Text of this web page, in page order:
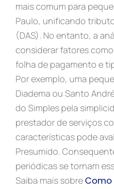
mais comum para
Paulo, unificando
(DAS). No entanto, a
considerar fatores
folha de pagamento e
Por exemplo, uma
Diadema ou Santo
do Simples pela
prestador de serviços
características pode
Presumido.
periódicas se tornam
Saiba mais sobre Como